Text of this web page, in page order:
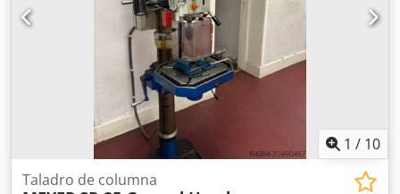
1 / 10
Taladro de columna